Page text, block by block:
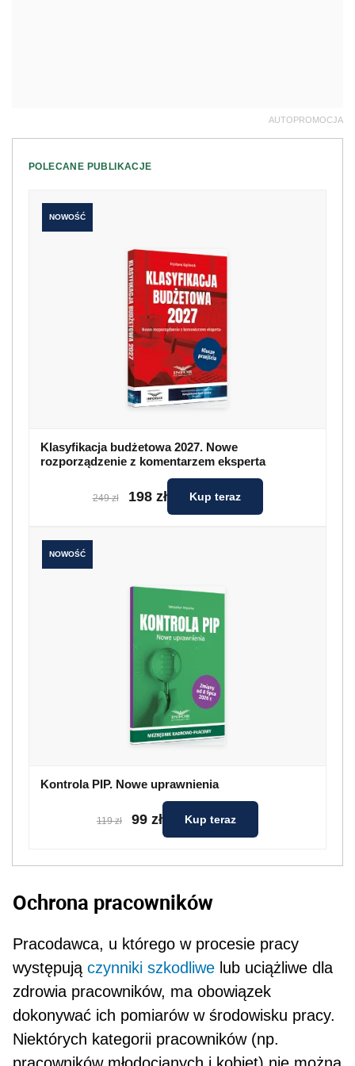
AUTOPROMOCJA
POLECANE PUBLIKACJE
NOWOŚĆ
Klasyfikacja budżetowa 2027. Nowe
rozporządzenie z komentarzem eksperta
249 zł 198 zł Kup teraz
NOWOŚĆ
Kontrola PIP. Nowe uprawnienia
119 zł 99 zł Kup teraz
Ochrona pracowników
Pracodawca, u którego w procesie pracy
występujączynniki szkodliwe lub uciążliwe dla
zdrowia pra­cowników, ma obowiązek
dokonywać ich pomia­rów w środowisku pracy.
Niektórych kategorii pra­cowników (np.